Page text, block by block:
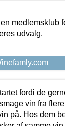
medlemsklub
udvalg.
fordi de
vin fra
på. Hos dem